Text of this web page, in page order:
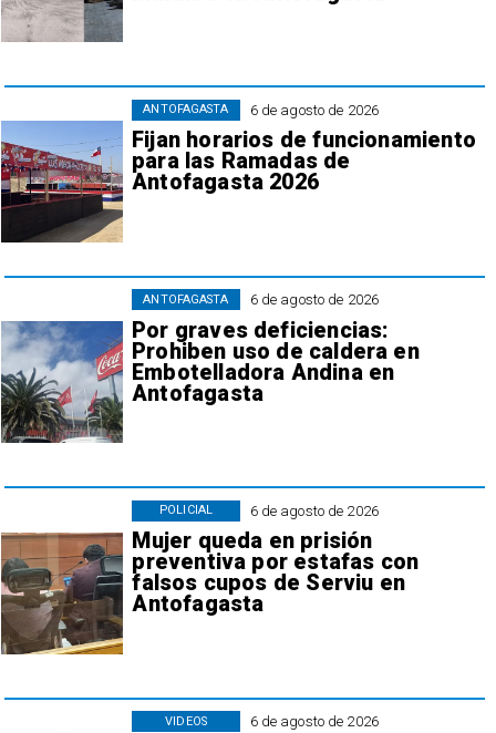
6 de agosto de 2026
Fijan horarios de funcionamiento
para las Ramadas de
Antofagasta 2026
ANTOFAGASTA
6 de agosto de 2026
Por graves deficiencias:
Prohiben uso de caldera en
Embotelladora Andina en
Antofagasta
ANTOFAGASTA
6 de agosto de 2026
Mujer queda en prisión
preventiva por estafas con
falsos cupos de Serviu en
Antofagasta
POLICIAL
6 de agosto de 2026
VIDEOS